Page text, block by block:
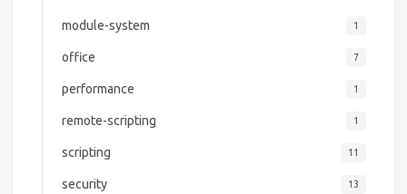
module-system 1
office 7
performance 1
remote-scripting 1
scripting 11
security 13